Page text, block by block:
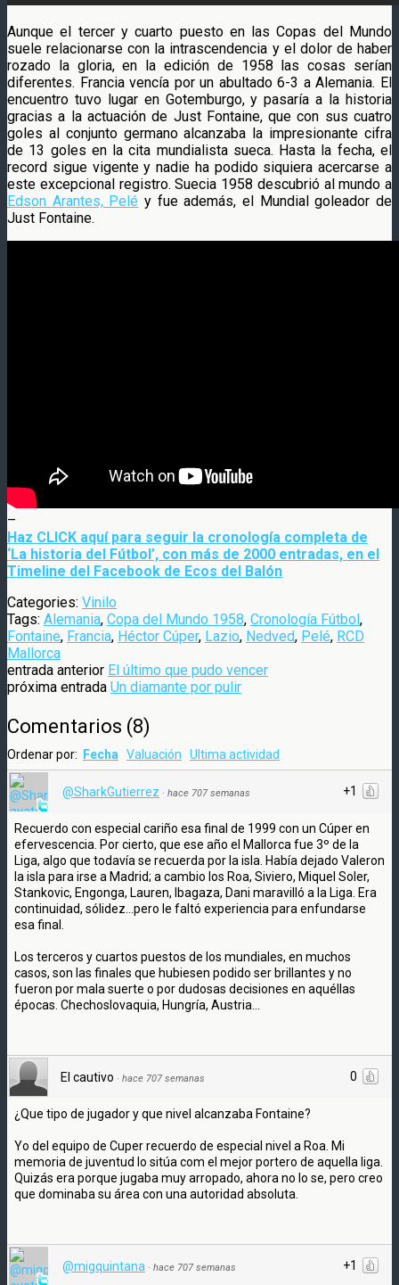
Aunque el tercer y cuarto puesto en las Copas del Mundo
suele relacionarse con la intrascendencia y el dolor de haber
rozado la gloria, en la edición de 1958 las cosas serían
diferentes. Francia vencía por un abultado 6-3 a Alemania. El
encuentro tuvo lugar en Gotemburgo, y pasaría a la historia
gracias a la actuación de Just Fontaine, que con sus cuatro
goles al conjunto germano alcanzaba la impresionante cifra
de 13 goles en la cita mundialista sueca. Hasta la fecha, el
record sigue vigente y nadie ha podido siquiera acercarse a
este excepcional registro. Suecia 1958 descubrió al mundo a
Edson Arantes, Pelé y fue además, el Mundial goleador de
Just Fontaine.
–
Haz CLICK aquí para seguir la cronología completa de
‘La historia del Fútbol’, con más de 2000 entradas, en el
Timeline del Facebook de Ecos del Balón
Categories: Vinilo
Tags: Alemania, Copa del Mundo 1958, Cronología Fútbol,
Fontaine, Francia, Héctor Cúper, Lazio, Nedved, Pelé, RCD
Mallorca
entrada anterior El último que pudo vencer
próxima entrada Un diamante por pulir
Comentarios (8)
Ordenar por: Fecha Valuación Ultima actividad
+1
@SharkGutierrez · hace 707 semanas
Recuerdo con especial cariño esa final de 1999 con un Cúper en
efervescencia. Por cierto, que ese año el Mallorca fue 3º de la
Liga, algo que todavía se recuerda por la isla. Había dejado Valeron
la isla para irse a Madrid; a cambio los Roa, Siviero, Miquel Soler,
Stankovic, Engonga, Lauren, Ibagaza, Dani maravilló a la Liga. Era
continuidad, sólidez...pero le faltó experiencia para enfundarse
esa final.
Los terceros y cuartos puestos de los mundiales, en muchos
casos, son las finales que hubiesen podido ser brillantes y no
fueron por mala suerte o por dudosas decisiones en aquéllas
épocas. Chechoslovaquia, Hungría, Austria...
0
El cautivo · hace 707 semanas
¿Que tipo de jugador y que nivel alcanzaba Fontaine?
Yo del equipo de Cuper recuerdo de especial nivel a Roa. Mi
memoria de juventud lo sitúa com el mejor portero de aquella liga.
Quizás era porque jugaba muy arropado, ahora no lo se, pero creo
que dominaba su área con una autoridad absoluta.
+1
@migquintana · hace 707 semanas